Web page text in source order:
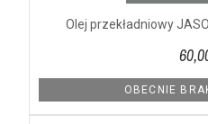
Olej przekładniowy
OBECNIE